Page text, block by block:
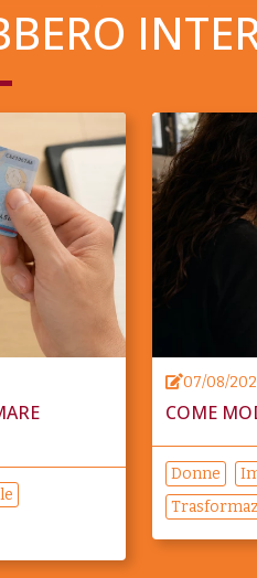
07/08/
COME
Donne